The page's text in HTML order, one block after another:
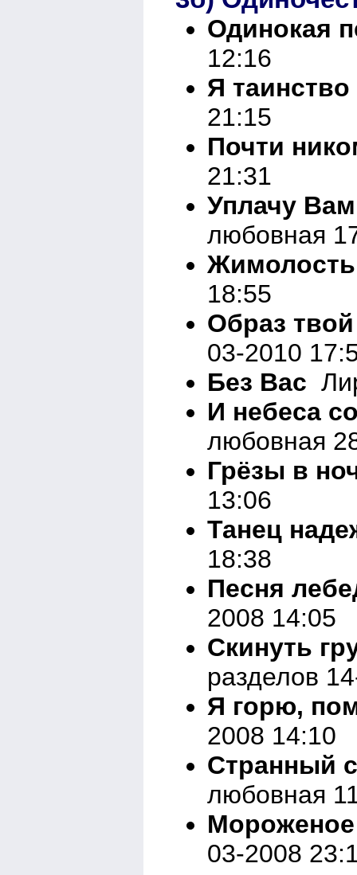
Одинокая
12:16
Я таинство
21:15
Почти
21:31
Уплачу
любовная
Жимолость
18:55
Образ
03-2010
Без Вас
И небеса
любовная
Грёзы в
13:06
Танец
18:38
Песня
2008 14:05
Скинуть
разделов
Я горю,
2008 14:10
Странный
любовная
03-2008